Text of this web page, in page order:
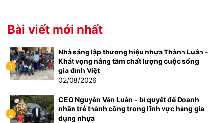
Bài viết mới nhất
1
Nhà sáng lập thương hiệu nhựa Thành Luân -
Khát vọng nâng tầm chất lượng cuộc sống
gia đình Việt
02/08/2026
2
CEO Nguyễn Văn Luân - bí quyết để Doanh
nhân trẻ thành công trong lĩnh vực hàng gia
dụng nhựa